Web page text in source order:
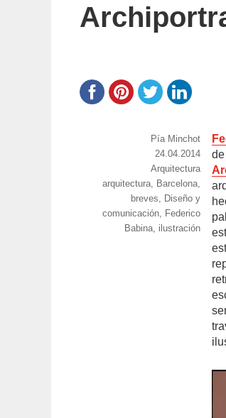
https://
Pía Minchot
Publicado
el
24.04.2014
Categorías
Arquitectura
Etiquetas
arquitectura, Barcelona,
breves, Diseño y
comunicación, Federico
Babina, ilustración